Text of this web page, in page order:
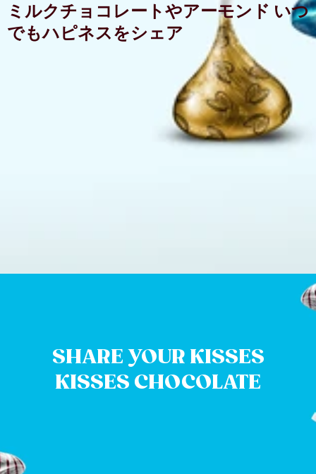
ミルクチョコレートやアーモンド いつ
でもハピネスをシェア
SHARE YOUR KISSES
KISSES CHOCOLATE